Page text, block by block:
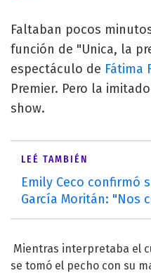
Faltaban pocos
función de "Unica, la
espectáculo de Fátima
Premier. Pero la
show.
LEÉ TAMBIÉN
Emily Ceco confirmó
García Moritán: "Nos
Mientras interpretaba el
se tomó el pecho con su